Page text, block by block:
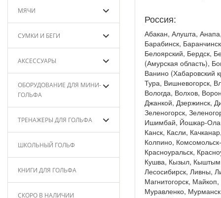
МЯЧИ
СУМКИ И БЕГИ
АКСЕССУАРЫ
ОБОРУДОВАНИЕ ДЛЯ МИНИ-
ГОЛЬФА
ТРЕНАЖЕРЫ ДЛЯ ГОЛЬФА
ШКОЛЬНЫЙ ГОЛЬФ
КНИГИ ДЛЯ ГОЛЬФА
СКОРО В НАЛИЧИИ
Россия:
Абакан, Алушта,
Барабинск,
Белоярский, Бердск,
(Амурская область),
Ванино (Хабаровский
Тура, Вишневогорск,
Вологда, Волхов,
Джанкой, Дзержинск,
Зеленогорск,
Ишимбай, Йошкар-Ола,
Канск, Касли,
Колпино,
Красноуральск,
Кушва, Кызыл, Кыштым,
Лесосибирск, Ливны,
Магнитогорск,
Муравленко,